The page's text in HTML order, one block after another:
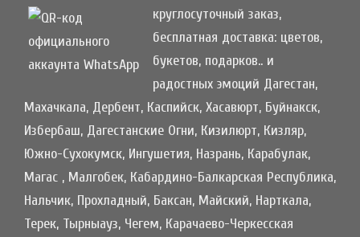
круглосуточный заказ,
бесплатная доставка: цветов,
букетов, подарков.. и
радостных эмоций Дагестан,
Махачкала, Дербент, Каспийск, Хасавюрт, Буйнакск,
Избербаш, Дагестанские Огни, Кизилюрт, Кизляр,
Южно-Сухокумск, Ингушетия, Назрань, Карабулак,
Магас , Малгобек, Кабардино-Балкарская Республика,
Нальчик, Прохладный, Баксан, Майский, Нарткала,
Терек, Тырныауз, Чегем, Карачаево-Черкесская